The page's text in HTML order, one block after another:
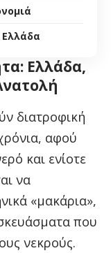
Ελλάδα,
διατροφική
αφού
και ενίοτε
να
«μακάρια»,
που
νεκρούς.